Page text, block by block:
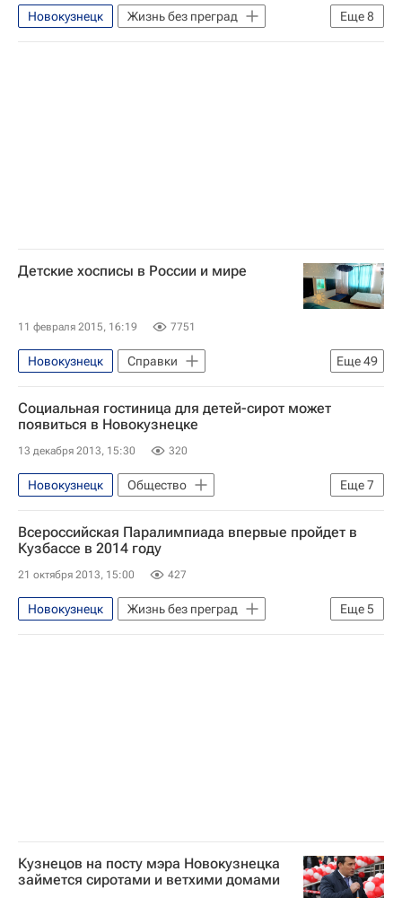
Еще8
Новокузнецк
Жизнь без преград
Весь мир
Европа
Сибирский ФО
Детские хосписы в России и мире
11 февраля 2015, 16:19 7751
Еще49
Новокузнецк
Справки
Ленинградская область
Новости Подмосковья
Москва
Жизнь без преград
Ставропольский край
Ванкувер
Казань
Санкт-Петербург
Торонто
Брест
Кемеровская область
Мюнхен
Нидерланды
Лондон
Московская область (Подмосковье)
Центральный ФО
Канада
Краснодарский край
Социальная гостиница для детей-сирот может
появиться в Новокузнецке
13 декабря 2013, 15:30 320
Еще7
Новокузнецк
Общество
Жизнь без преград
Весь мир
Европа
Сибирский ФО
Кемеровская область
Россия
Всероссийская Паралимпиада впервые пройдет в
Кузбассе в 2014 году
21 октября 2013, 15:00 427
Еще5
Новокузнецк
Жизнь без преград
Весь мир
Европа
Сибирский ФО
Кузнецов на посту мэра Новокузнецка
займется сиротами и ветхими домами